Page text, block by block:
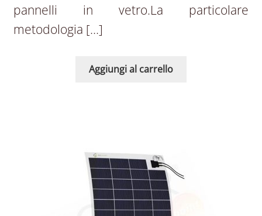
pannelli in vetro.La particolare
metodologia […]
Aggiungi al carrello